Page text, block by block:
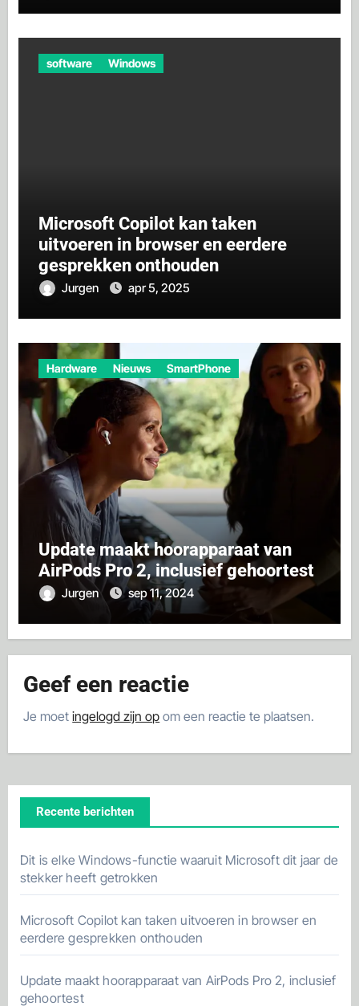
software Windows
Microsoft Copilot kan taken
uitvoeren in browser en eerdere
gesprekken onthouden
Jurgen apr 5, 2025
Hardware Nieuws SmartPhone
Update maakt hoorapparaat van
AirPods Pro 2, inclusief gehoortest
Jurgen sep 11, 2024
Geef een reactie
Je moetingelogd zijn op om een reactie te plaatsen.
Recente berichten
Dit is elke Windows-functie waaruit Microsoft dit jaar de
stekker heeft getrokken
Microsoft Copilot kan taken uitvoeren in browser en
eerdere gesprekken onthouden
Update maakt hoorapparaat van AirPods Pro 2, inclusief
gehoortest